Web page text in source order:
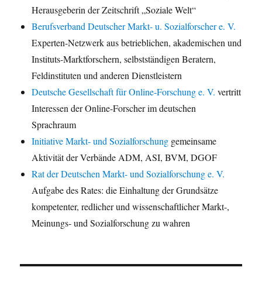
Herausgeberin der Zeitschrift „Soziale Welt“
Berufsverband Deutscher Markt- u. Sozialforscher e. V.
Experten-Netzwerk aus betrieblichen, akademischen und
Instituts-Marktforschern, selbstständigen Beratern,
Feldinstituten und anderen Dienstleistern
Deutsche Gesellschaft für Online-Forschung e. V. vertritt
Interessen der Online-Forscher im deutschen
Sprachraum
Initiative Markt- und Sozialforschung gemeinsame
Aktivität der Verbände ADM, ASI, BVM, DGOF
Rat der Deutschen Markt- und Sozialforschung e. V.
Aufgabe des Rates: die Einhaltung der Grundsätze
kompetenter, redlicher und wissenschaftlicher Markt-,
Meinungs- und Sozialforschung zu wahren